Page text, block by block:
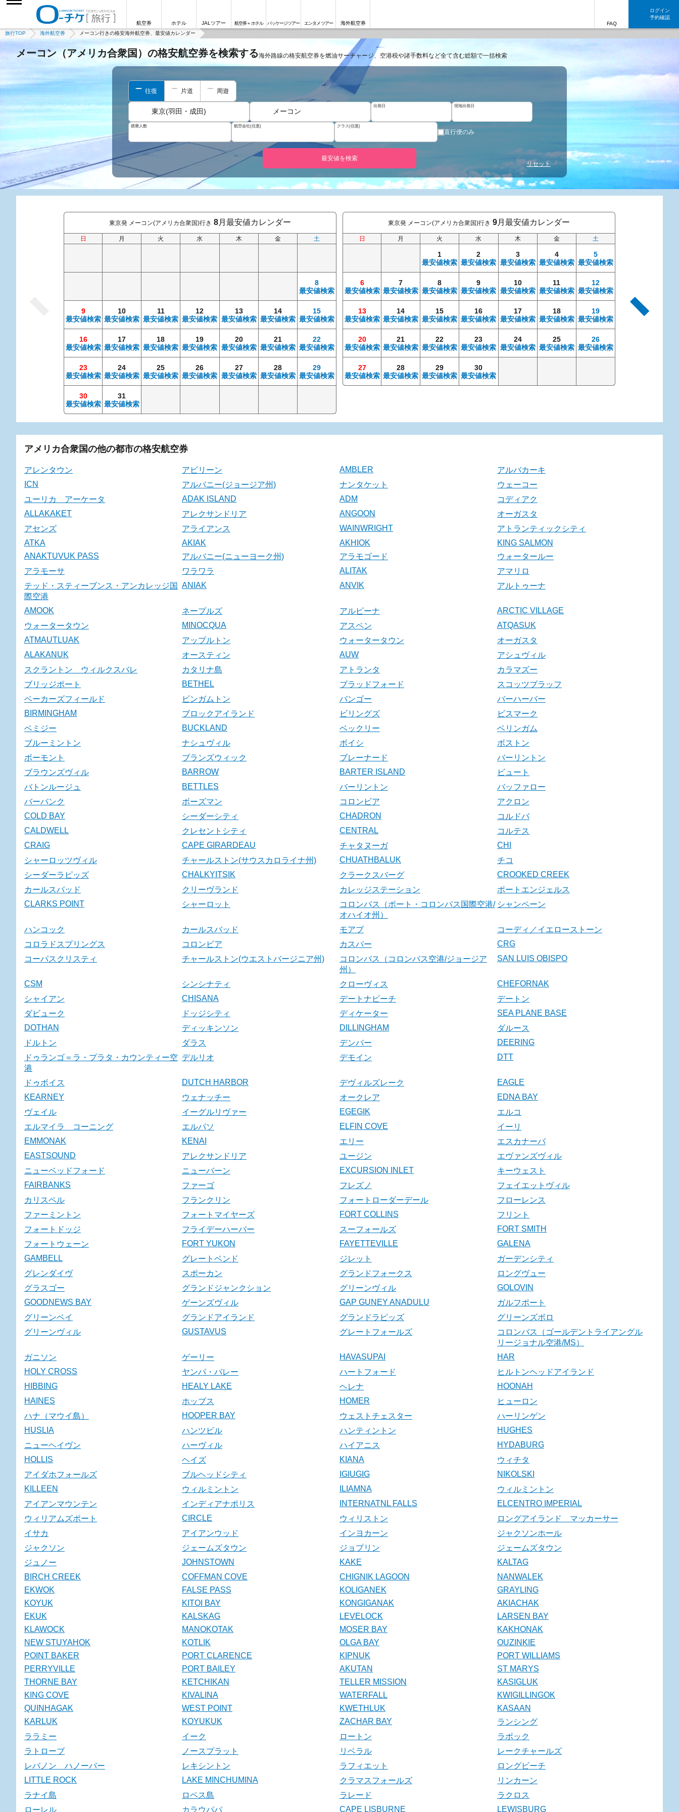
航空券 ホテル JALツアー 航空券＋ホテル パッケージツアー エンタメツアー 海外航空券 FAQ
ログイン
予約確認
旅行TOP 海外航空券 メーコン行きの格安海外航空券、最安値カレンダー
メーコン（アメリカ合衆国）の格安航空券を検索する海外路線の格安航空券を燃油サーチャージ、空港税や諸手数料など全て含む総額で一括検索
往復 片道 周遊
東京(羽田・成田) メーコン
出発日 現地出発日
搭乗人数 航空会社(任意) クラス(任意)
直行便のみ
最安値を検索
リセット
東京発 メーコン(アメリカ合衆国)行き 8月最安値カレンダー
日 月 火 水 木 金 土
8
最安値検索
9
最安値検索
10
最安値検索
11
最安値検索
12
最安値検索
13
最安値検索
14
最安値検索
15
最安値検索
16
最安値検索
17
最安値検索
18
最安値検索
19
最安値検索
20
最安値検索
21
最安値検索
22
最安値検索
23
最安値検索
24
最安値検索
25
最安値検索
26
最安値検索
27
最安値検索
28
最安値検索
29
最安値検索
30
最安値検索
31
最安値検索
東京発 メーコン(アメリカ合衆国)行き 9月最安値カレンダー
日 月 火 水 木 金 土
1
最安値検索
2
最安値検索
3
最安値検索
4
最安値検索
5
最安値検索
6
最安値検索
7
最安値検索
8
最安値検索
9
最安値検索
10
最安値検索
11
最安値検索
12
最安値検索
13
最安値検索
14
最安値検索
15
最安値検索
16
最安値検索
17
最安値検索
18
最安値検索
19
最安値検索
20
最安値検索
21
最安値検索
22
最安値検索
23
最安値検索
24
最安値検索
25
最安値検索
26
最安値検索
27
最安値検索
28
最安値検索
29
最安値検索
30
最安値検索
11
最安値検索
アメリカ合衆国の他の都市の格安航空券
アレンタウン アビリーン AMBLER
アルバカーキ
ICN
アルバニー(ジョージア州) ナンタケット
ウェーコー
ユーリカ アーケータ
ADAK ISLAND ADM
コディアク
ALLAKAKET
アレクサンドリア ANGOON
オーガスタ
アセンズ
アライアンス WAINWRIGHT
アトランティックシティ
ATKA
AKIAK AKHIOK
KING SALMON
ANAKTUVUK PASS
アルバニー(ニューヨーク州) アラモゴード
ウォータールー
アラモーサ
ワラワラ ALITAK
アマリロ
テッド・スティーブンス・アンカレッジ国
際空港
ANIAK ANVIK アルトゥーナ
AMOOK ネープルズ アルピーナ
ARCTIC VILLAGE
ウォータータウン
MINOCQUA アスペン
ATQASUK
ATMAUTLUAK
アップルトン ウォータータウン
オーガスタ
ALAKANUK
オースティン AUW
アシュヴィル
スクラントン ウィルクスバレ
カタリナ島 アトランタ
カラマズー
ブリッジポート
BETHEL ブラッドフォード
スコッツブラッフ
ベーカーズフィールド
ビンガムトン バンゴー
バーハーバー
BIRMINGHAM
ブロックアイランド ビリングズ
ビスマーク
ベミジー
BUCKLAND ベックリー
ベリンガム
ブルーミントン
ナシュヴィル ボイシ
ボストン
ボーモント
ブランズウィック ブレーナード
バーリントン
ブラウンズヴィル
BARROW BARTER ISLAND
ビュート
バトンルージュ
BETTLES バーリントン
バッファロー
バーバンク
ボーズマン コロンビア
アクロン
COLD BAY
シーダーシティ CHADRON
コルドバ
CALDWELL
クレセントシティ CENTRAL
コルテス
CRAIG
CAPE GIRARDEAU チャタヌーガ
CHI
シャーロッツヴィル
チャールストン(サウスカロライナ州) CHUATHBALUK
チコ
シーダーラピッズ
CHALKYITSIK クラークスバーグ
CROOKED CREEK
カールスバッド
クリーヴランド カレッジステーション
ポートエンジェルス
CLARKS POINT
シャーロット
コロンバス（ポート・コロンバス国際空港/
オハイオ州）
シャンペーン
ハンコック カールスバッド モアブ
コーディ／イエローストーン
コロラドスプリングス
コロンビア カスパー
CRG
コーパスクリスティ
チャールストン(ウエストバージニア州)
コロンバス（コロンバス空港/ジョージア
州）
SAN LUIS OBISPO
CSM シンシナティ クローヴィス
CHEFORNAK
シャイアン
CHISANA デートナビーチ
デートン
ダビューク
ドッジシティ ディケーター
SEA PLANE BASE
DOTHAN
ディッキンソン DILLINGHAM
ダルース
ドルトン
ダラス デンバー
DEERING
ドゥランゴ＝ラ・プラタ・カウンティー空
港
デルリオ デモイン DTT
ドゥボイス DUTCH HARBOR デヴィルズレーク
EAGLE
KEARNEY
ウェナッチー オークレア
EDNA BAY
ヴェイル
イーグルリヴァー EGEGIK
エルコ
エルマイラ コーニング
エルパソ ELFIN COVE
イーリ
EMMONAK
KENAI エリー
エスカナーバ
EASTSOUND
アレクサンドリア ユージン
エヴァンズヴィル
ニューベッドフォード
ニューバーン EXCURSION INLET
キーウェスト
FAIRBANKS
ファーゴ フレズノ
フェイエットヴィル
カリスペル
フランクリン フォートローダーデール
フローレンス
ファーミントン
フォートマイヤーズ FORT COLLINS
フリント
フォートドッジ
フライデーハーバー スーフォールズ
FORT SMITH
フォートウェーン
FORT YUKON FAYETTEVILLE
GALENA
GAMBELL
グレートベンド ジレット
ガーデンシティ
グレンダイヴ
スポーカン グランドフォークス
ロングヴュー
グラスゴー
グランドジャンクション グリーンヴィル
GOLOVIN
GOODNEWS BAY
ゲーンズヴィル GAP GUNEY ANADULU
ガルフポート
グリーンベイ
グランドアイランド グランドラピッズ
グリーンズボロ
グリーンヴィル
GUSTAVUS グレートフォールズ
コロンバス（ゴールデントライアングル
リージョナル空港/MS）
ガニソン
ゲーリー HAVASUPAI
HAR
HOLY CROSS
ヤンパ・バレー ハートフォード
ヒルトンヘッドアイランド
HIBBING
HEALY LAKE ヘレナ
HOONAH
HAINES
ホッブス HOMER
ヒューロン
ハナ（マウイ島）
HOOPER BAY ウェストチェスター
ハーリンゲン
HUSLIA
ハンツビル ハンティントン
HUGHES
ニューヘイヴン
ハーヴィル ハイアニス
HYDABURG
HOLLIS
ヘイズ KIANA
ウィチタ
アイダホフォールズ
ブルヘッドシティ IGIUGIG
NIKOLSKI
KILLEEN
ウィルミントン ILIAMNA
ウィルミントン
アイアンマウンテン
インディアナポリス INTERNATNL FALLS
ELCENTRO IMPERIAL
ウィリアムズポート
CIRCLE ウィリストン
ロングアイランド マッカーサー
イサカ
アイアンウッド インヨカーン
ジャクソンホール
ジャクソン
ジェームズタウン ジョプリン
ジェームズタウン
ジュノー
JOHNSTOWN KAKE
KALTAG
BIRCH CREEK
COFFMAN COVE CHIGNIK LAGOON
NANWALEK
EKWOK
FALSE PASS KOLIGANEK
GRAYLING
KOYUK
KITOI BAY KONGIGANAK
AKIACHAK
EKUK
KALSKAG LEVELOCK
LARSEN BAY
KLAWOCK
MANOKOTAK MOSER BAY
KAKHONAK
NEW STUYAHOK
KOTLIK OLGA BAY
OUZINKIE
POINT BAKER
PORT CLARENCE KIPNUK
PORT WILLIAMS
PERRYVILLE
PORT BAILEY AKUTAN
ST MARYS
THORNE BAY
KETCHIKAN TELLER MISSION
KASIGLUK
KING COVE
KIVALINA WATERFALL
KWIGILLINGOK
QUINHAGAK
WEST POINT KWETHLUK
KASAAN
KARLUK
KOYUKUK ZACHAR BAY
ランシング
ララミー
イーク ロートン
ラボック
ラトローブ
ノースプラット リベラル
レークチャールズ
レバノン ハノーバー
レキシントン ラフィエット
ロングビーチ
LITTLE ROCK
LAKE MINCHUMINA クラマスフォールズ
リンカーン
ラナイ島
ロペス島 ラレード
ラクロス
ローレル
カラウパパ CAPE LISBURNE LEWISBURG